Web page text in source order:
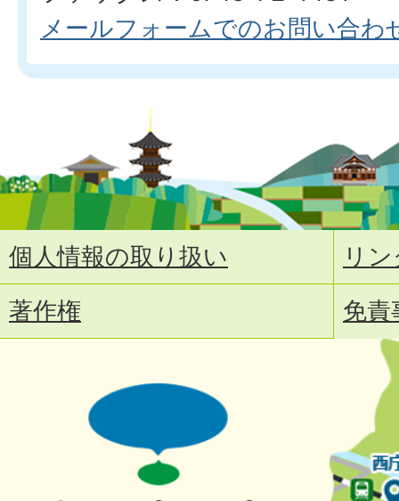
メールフォームでのお問い合わ
個人情報の取り扱い
リ
著作権
免責